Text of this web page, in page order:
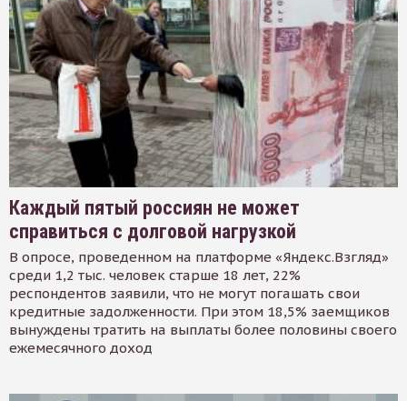
Каждый пятый россиян не может
справиться с долговой нагрузкой
В опросе, проведенном на платформе «Яндекс.Взгляд»
среди 1,2 тыс. человек старше 18 лет, 22%
респондентов заявили, что не могут погашать свои
кредитные задолженности. При этом 18,5% заемщиков
вынуждены тратить на выплаты более половины своего
ежемесячного доход